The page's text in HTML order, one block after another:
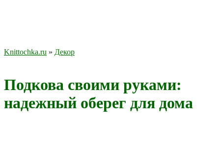
Knittochka.ru » Декор
Подкова своими руками:
надежный оберег для дома